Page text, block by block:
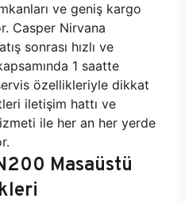
ve geniş kargo
Casper Nirvana
sonrası hızlı ve
1 saatte
özellikleriyle dikkat
iletişim hattı ve
ile her an her yerde
Masaüstü